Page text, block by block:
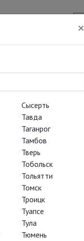
×
Сысерть
Тавда
Таганрог
Тамбов
Тверь
Тобольск
Тольятти
Томск
Троицк
Туапсе
Тула
Тюмень